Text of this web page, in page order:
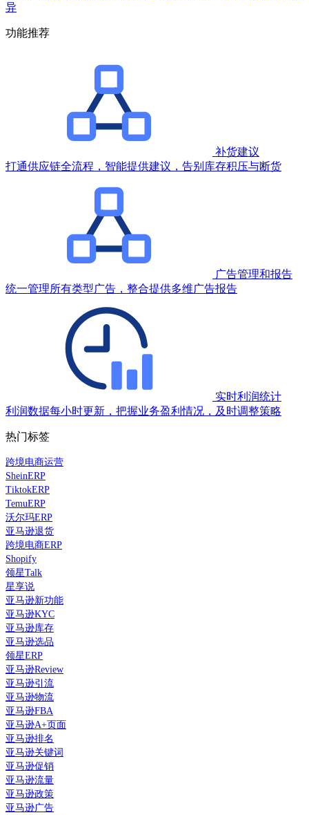
异
功能推荐
补货建议
打通供应链全流程，智能提供建议，告别库存积压与断货
广告管理和报告
统一管理所有类型广告，整合提供多维广告报告
实时利润统计
利润数据每小时更新，把握业务盈利情况，及时调整策略
热门标签
跨境电商运营
SheinERP
TiktokERP
TemuERP
沃尔玛ERP
亚马逊退货
跨境电商ERP
Shopify
领星Talk
星享说
亚马逊新功能
亚马逊KYC
亚马逊库存
亚马逊选品
领星ERP
亚马逊Review
亚马逊引流
亚马逊物流
亚马逊FBA
亚马逊A+页面
亚马逊排名
亚马逊关键词
亚马逊促销
亚马逊流量
亚马逊政策
亚马逊广告